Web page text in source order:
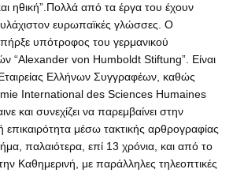
ηθική”.Πολλά από τα έργα του έχουν
ευρωπαϊκές γλώσσες. Ο
υπότροφος του γερμανικού
“Alexander von Humboldt Stiftung”. Είναι
Ελλήνων Συγγραφέων, καθώς
International des Sciences Humaines
και συνεχίζει να παρεμβαίνει στην
επικαιρότητα μέσω τακτικής αρθρογραφίας
παλαιότερα, επί 13 χρόνια, και από το
Καθημερινή, με παράλληλες τηλεοπτικές